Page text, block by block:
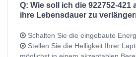
Q: Wie soll ich die 922752-421
ihre Lebensdauer zu
Schalten Sie die eingebaute
Stellen Sie die Helligkeit Ihrer